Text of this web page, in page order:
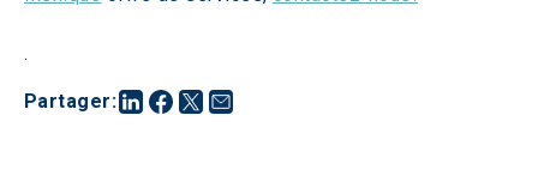
Partager:
.